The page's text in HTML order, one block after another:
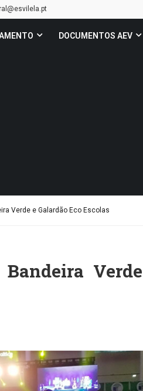
DOCUMENTOS AEV
Verde e Galardão Eco Escolas